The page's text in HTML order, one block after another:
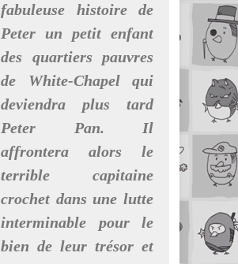
fabuleuse histoire de
Peter un petit enfant
des quartiers pauvres
de White-Chapel qui
deviendra plus tard
Peter Pan. Il
affrontera alors le
terrible capitaine
crochet dans une lutte
interminable pour le
bien de leur trésor et